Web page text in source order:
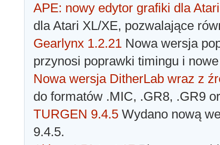
APE: nowy edytor grafiki dla Atari
dla Atari XL/XE, pozwalające
Gearlynx 1.2.21 Nowa wersja
przynosi poprawki timingu i
Nowa wersja DitherLab wraz z
do formatów .MIC, .GR8, .GR9
TURGEN 9.4.5 Wydano nową
9.4.5.